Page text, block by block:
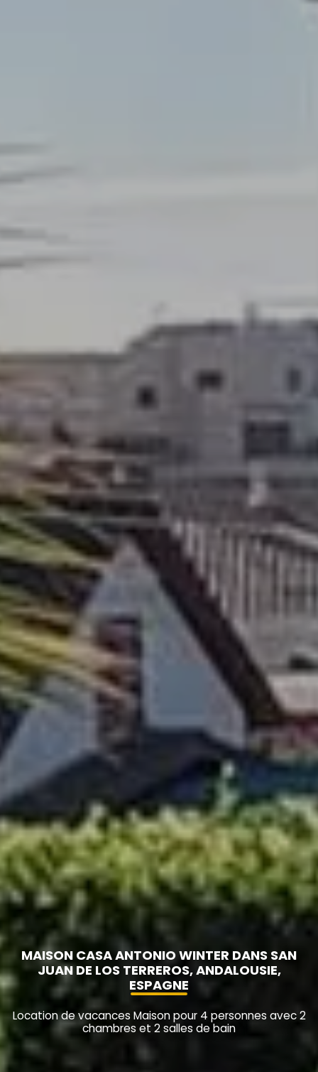
MAISON CASA ANTONIO WINTER DANS SAN
JUAN DE LOS TERREROS, ANDALOUSIE,
ESPAGNE
Location de vacances Maison pour 4 personnes avec 2
chambres et 2 salles de bain